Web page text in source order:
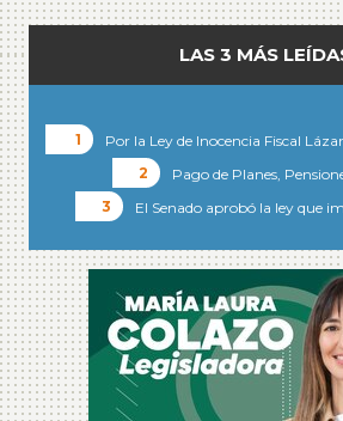
LAS 3 MÁS
Por la Ley de Inocencia Fiscal
Pago de Planes,
El Senado aprobó la ley que